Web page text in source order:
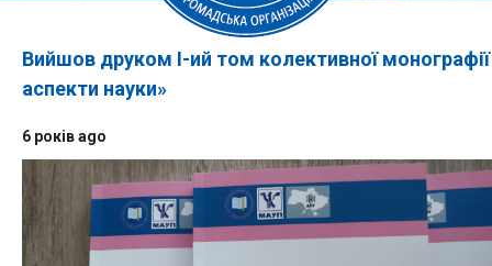
Вийшов друком І-ий том колективної монографії
аспекти науки»
6 років ago